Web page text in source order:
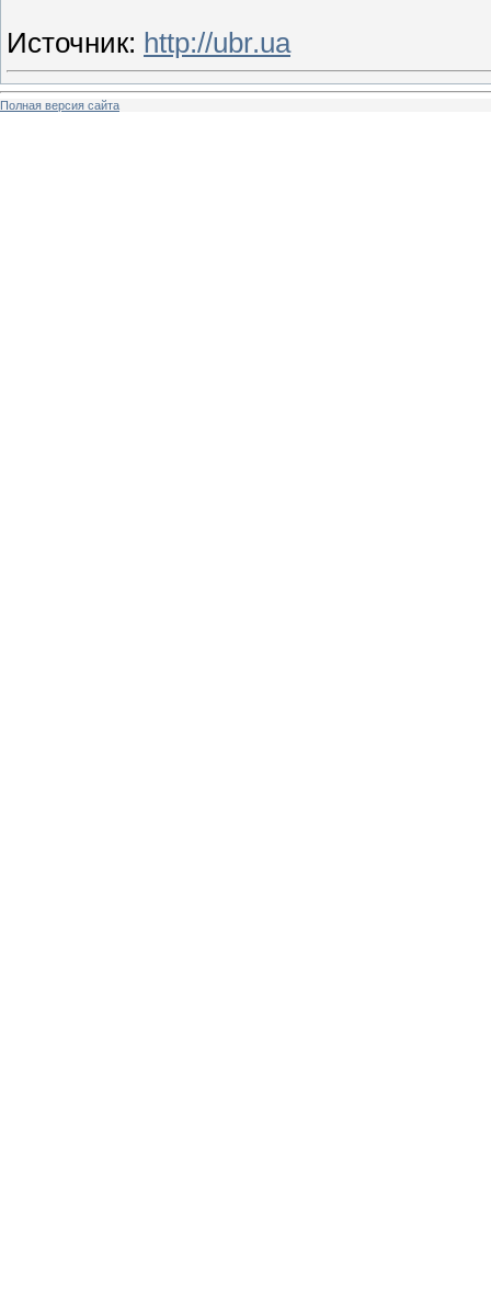
Источник: http://ubr.ua
Полная версия сайта